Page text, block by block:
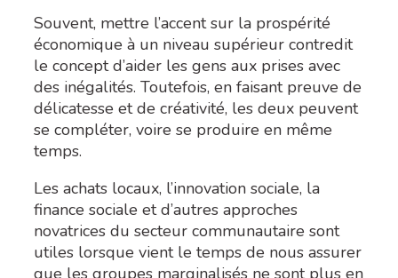
Souvent, mettre l’accent sur la prospérité
économique à un niveau supérieur contredit
le concept d’aider les gens aux prises avec
des inégalités. Toutefois, en faisant preuve de
délicatesse et de créativité, les deux peuvent
se compléter, voire se produire en même
temps.
Les achats locaux, l’innovation sociale, la
finance sociale et d’autres approches
novatrices du secteur communautaire sont
utiles lorsque vient le temps de nous assurer
que les groupes marginalisés ne sont plus en